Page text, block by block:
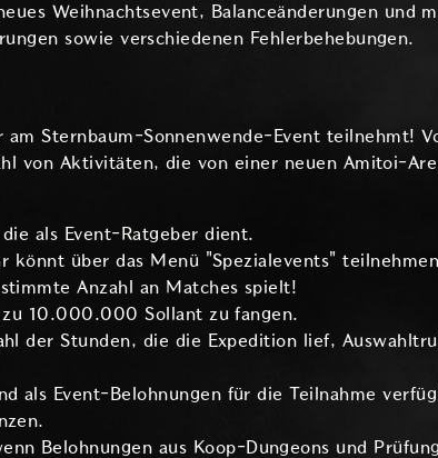
Weihnachtsevent, Balanceänderungen und
sowie verschiedenen Fehlerbehebungen.
Sternbaum-Sonnenwende-Event teilnehmt!
von Aktivitäten, die von einer neuen Amitoi-
als Event-Ratgeber dient.
könnt über das Menü "Spezialevents"
Anzahl an Matches spielt!
10.000.000 Sollant zu fangen.
der Stunden, die die Expedition lief,
als Event-Belohnungen für die Teilnahme
Belohnungen aus Koop-Dungeons und